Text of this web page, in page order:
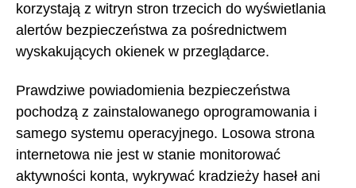
korzystają z witryn stron trzecich do wyświetlania
alertów bezpieczeństwa za pośrednictwem
wyskakujących okienek w przeglądarce.
Prawdziwe powiadomienia bezpieczeństwa
pochodzą z zainstalowanego oprogramowania i
samego systemu operacyjnego. Losowa strona
internetowa nie jest w stanie monitorować
aktywności konta, wykrywać kradzieży haseł ani